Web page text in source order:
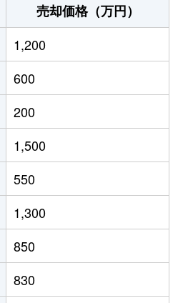
売却価格（万円）
1,200
600
200
1,500
550
1,300
850
830